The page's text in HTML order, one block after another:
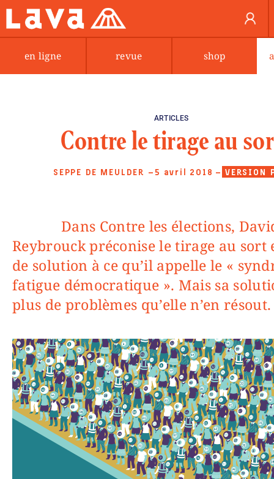
en ligne revue shop
ARTICLES
Contre le tirage au
SEPPE DE MEULDER —5 avril 2018 — VERSION
Dans Contre les élections, David Van
Reybrouck préconise le tirage au sort
de solution à ce qu’il appelle le «
fatigue démocratique ». Mais sa
plus de problèmes qu’elle n’en résout.